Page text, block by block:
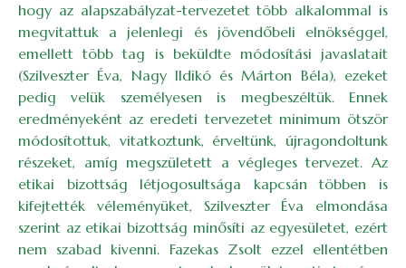
hogy az alapszabályzat-tervezetet több alkalommal is
megvitattuk a jelenlegi és jövendőbeli elnökséggel,
emellett több tag is beküldte módosítási javaslatait
(Szilveszter Éva, Nagy Ildikó és Márton Béla), ezeket
pedig velük személyesen is megbeszéltük. Ennek
eredményeként az eredeti tervezetet minimum ötször
módosítottuk, vitatkoztunk, érveltünk, újragondoltunk
részeket, amíg megszületett a végleges tervezet. Az
etikai bizottság létjogosultsága kapcsán többen is
kifejtették véleményüket, Szilveszter Éva elmondása
szerint az etikai bizottság minősíti az egyesületet, ezért
nem szabad kivenni. Fazekas Zsolt ezzel ellentétben